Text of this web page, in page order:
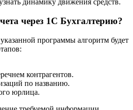
филиалов, где оформлялись
денег на них.
через 1С Бухгалтерию?
программы алгоритм будет